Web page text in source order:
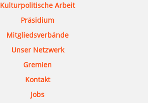
Kulturpolitische Arbeit
Präsidium
Mitgliedsverbände
Unser Netzwerk
Gremien
Kontakt
Jobs